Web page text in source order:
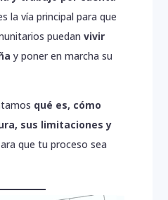
la vía principal para que
puedanvivir
y poner en marcha su
qué es, cómo
sus limitaciones y
que tu proceso sea